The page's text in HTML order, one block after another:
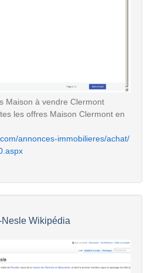
Maison à vendre Clermont
les offres Maison Clermont en
annonces-immobilieres/achat/
Wikipédia